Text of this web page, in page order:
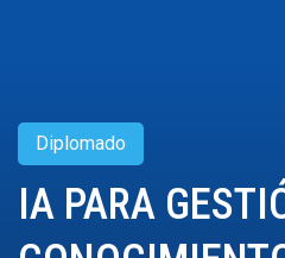
Diplomado
IA PARA